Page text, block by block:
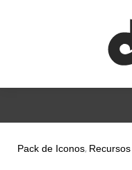
Pack de Iconos Recursos